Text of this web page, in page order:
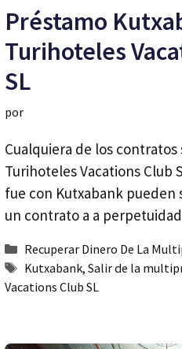
Préstamo
Turihoteles
SL
por
Cualquiera de los contratos
Turihoteles Vacations Club
fue con Kutxabank pueden
un contrato a a
Categorías
Recuperar Dinero De La
Etiquetas
Kutxabank,Salir de la
Vacations Club SL